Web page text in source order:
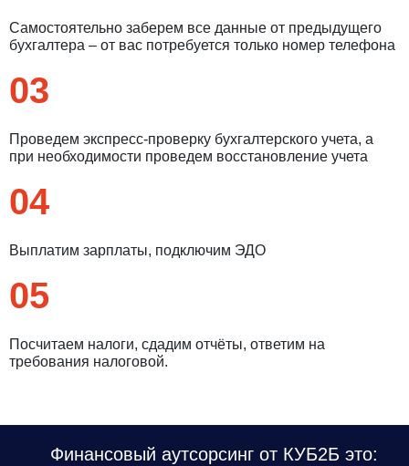
Самостоятельно заберем все данные от предыдущего
бухгалтера – от вас потребуется только номер телефона
03
Проведем экспресс-проверку бухгалтерского учета, а
при необходимости проведем восстановление учета
04
Выплатим зарплаты, подключим ЭДО
05
Посчитаем налоги, сдадим отчёты, ответим на
требования налоговой.
Финансовый аутсорсинг от КУБ2Б это: